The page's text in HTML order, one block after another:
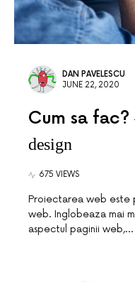
DAN PAVELESCU
JUNE 22, 2020
Cum sa fac?
design
675 VIEWS
Proiectarea web este
web. Inglobeaza mai
aspectul paginii web,…